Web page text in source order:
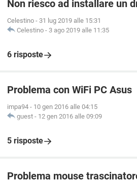
Non riesco ad installare un
Celestino - 31 lug 2019 alle 15:31
Celestino - 3 ago 2019 alle 11:35
6 risposte
Problema con WiFi PC Asus
impa94 - 10 gen 2016 alle 04:15
guest - 12 gen 2016 alle 09:09
5 risposte
Problema mouse